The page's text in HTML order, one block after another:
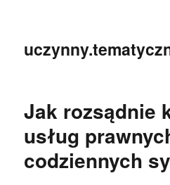
Jak rozsądnie
usług
codziennych